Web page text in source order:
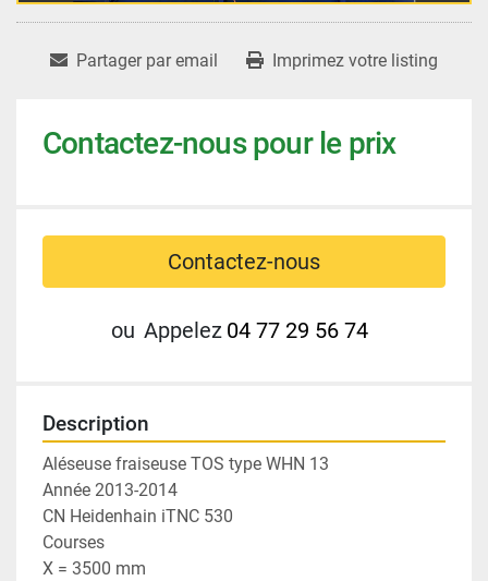
Partager par email Imprimez votre listing
Contactez-nous pour le prix
Contactez-nous
ou Appelez 04 77 29 56 74
Description
Aléseuse fraiseuse TOS type WHN 13
Année 2013-2014
CN Heidenhain iTNC 530
Courses
X = 3500 mm